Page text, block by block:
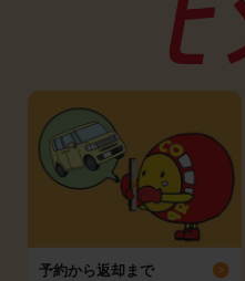
予約から返却まで